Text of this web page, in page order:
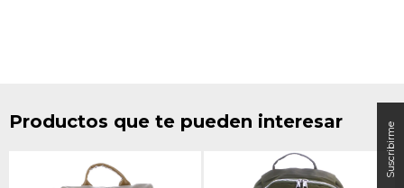
Productos que te pueden interesar